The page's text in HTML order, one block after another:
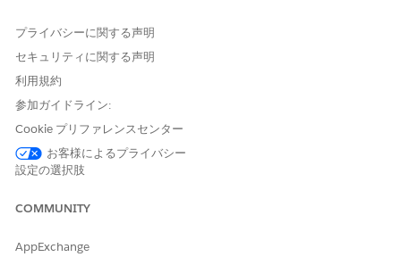
レートキャプチャのしくみ
レートの安定性をサポートするために、収益管理ではセールスプ
ロセスの開始時の使用レートを節約します。これにより、今後の
までのレートの一貫性を保つことができます。
収益管理では、見積プロセス中にカタログレートが自動的に取得
見積を保存すると、収益管理によって現在のカタログレートが
るため、その後のカタログ更新が見積に影響しなくなります。
プライバシーに関する声明
セキュリティに関する声明
利用規約
参加ガイドライン:
Cookie プリファレンスセンター
お客様によるプライバシー
設定の選択肢
COMMUNITY
AppExchange